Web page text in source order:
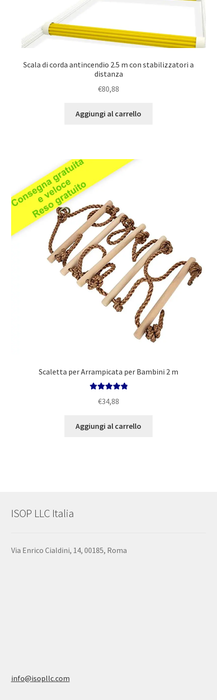
Scala di corda antincendio 2.5 m con stabilizzatori a
distanza
€80,88
Aggiungi al carrello
Scaletta per Arrampicata per Bambini 2 m
su 5
€34,88
Aggiungi al carrello
ISOP LLC Italia
Via Enrico Cialdini, 14, 00185, Roma
info@isopllc.com